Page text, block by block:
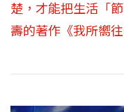
楚，才能把生活「
壽的著作《我所嚮